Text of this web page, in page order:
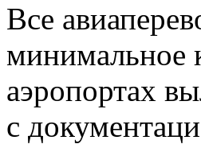
Все
минимальное
аэропортах
с